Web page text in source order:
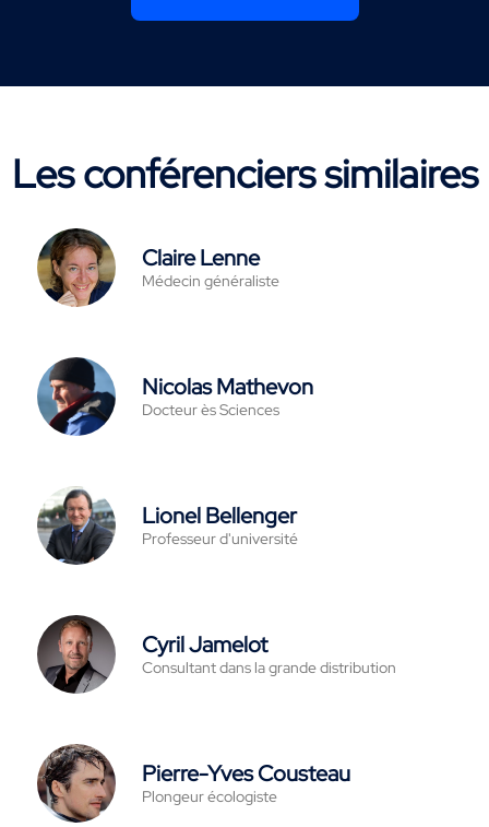
Les conférenciers similaires
Claire Lenne
Médecin généraliste
Nicolas Mathevon
Docteur ès Sciences
Lionel Bellenger
Professeur d'université
Cyril Jamelot
Consultant dans la grande distribution
Pierre-Yves Cousteau
Plongeur écologiste